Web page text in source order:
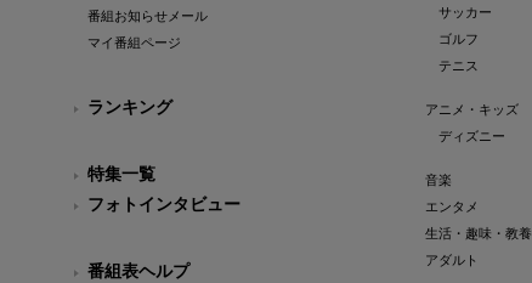
番組お知らせメール
マイ番組ページ
ランキング
特集一覧
フォトインタビュー
番組表ヘルプ
サッカー
ゴルフ
テニス
アニメ・キッズ
ディズニー
音楽
エンタメ
生活・趣味・教養
アダルト